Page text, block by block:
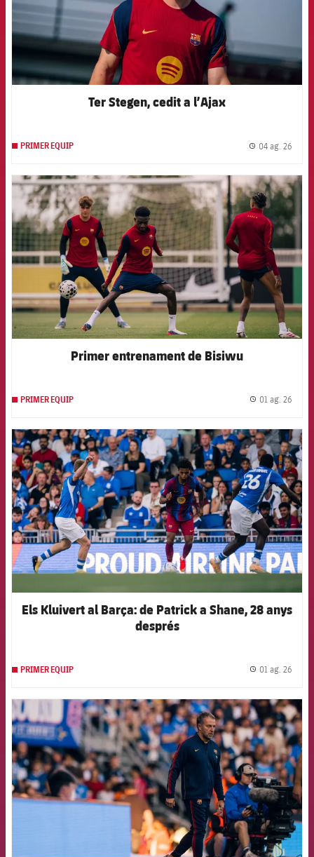
Ter Stegen, cedit a l’Ajax
PRIMER EQUIP 04 ag. 26
FCB Barcelona badge
Primer entrenament de Bisiwu
PRIMER EQUIP 01 ag. 26
FCB Barcelona badge
Els Kluivert al Barça: de Patrick a Shane, 28 anys
després
PRIMER EQUIP 01 ag. 26
FCB Barcelona badge